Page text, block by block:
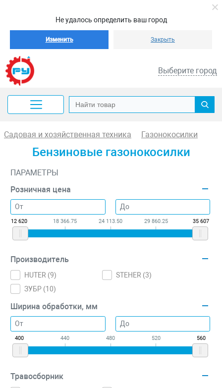
Не удалось определить ваш город
Изменить Закрыть
Выберите город
Садовая и хозяйственная техника Газонокосилки
Бензиновые газонокосилки
ПАРАМЕТРЫ
Розничная цена
12 620 18 366.75 24 113.50 29 860.25 35 607
Производитель
HUTER (9) STEHER (3)
ЗУБР (10)
Ширина обработки, мм
400 440 480 520 560
Травосборник